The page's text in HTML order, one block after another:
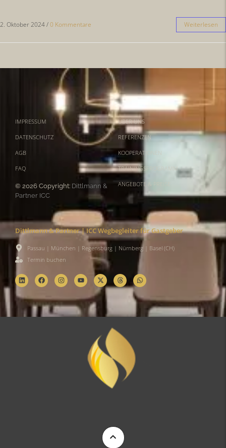
2. Oktober 2024/0 Kommentare Weiterlesen
IMPRESSUM
DATENSCHUTZ
AGB
FAQ
© 2026 Copyright: Dittlmann &
Partner ICC
ÜBER UNS
REFERENZEN
KOOPERATIONEN
TRAININGSPROGRAMM
ANGEBOTE & PREISE
Dittlmann & Partner | ICC Wegbegleiter für Gastgeber
Passau | München | Regensburg | Nürnberg | Basel (CH)
Termin buchen